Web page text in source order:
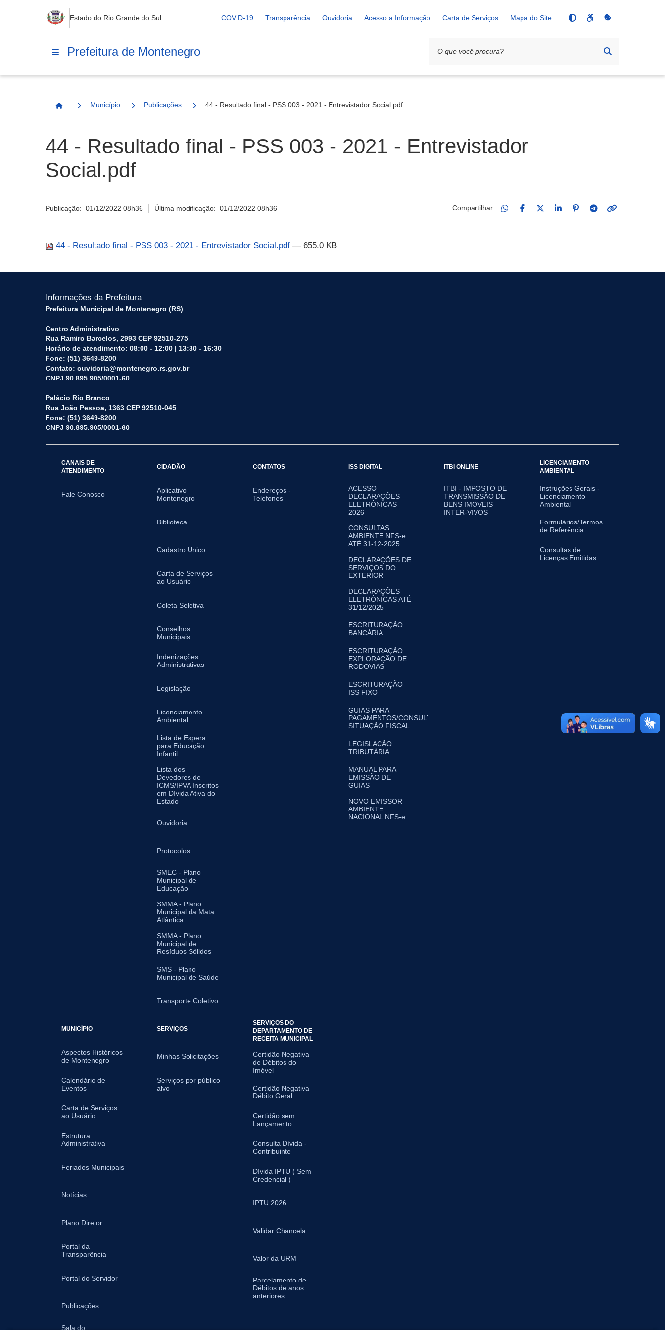
Estado do Rio Grande do Sul COVID-19 Transparência Ouvidoria Acesso a Informação Carta de Serviços Mapa do Site
Prefeitura de Montenegro
Página Inicial
Município Publicações 44 - Resultado final - PSS 003 - 2021 - Entrevistador Social.pdf
44 - Resultado final - PSS 003 - 2021 - Entrevistador
Social.pdf
Publicação: 01/12/2022 08h36 Última modificação:01/12/2022 08h36 Compartilhar:
44 - Resultado final - PSS 003 - 2021 - Entrevistador Social.pdf — 655.0 KB
Informações da Prefeitura
Prefeitura Municipal de Montenegro (RS)
Centro Administrativo
Rua Ramiro Barcelos, 2993 CEP 92510-275
Horário de atendimento: 08:00 - 12:00 | 13:30 - 16:30
Fone: (51) 3649-8200
Contato: ouvidoria@montenegro.rs.gov.br
CNPJ 90.895.905/0001-60
Palácio Rio Branco
Rua João Pessoa, 1363 CEP 92510-045
Fone: (51) 3649-8200
CNPJ 90.895.905/0001-60
CANAIS DE
ATENDIMENTO
Fale Conosco
CIDADÃO
Aplicativo
Montenegro
Biblioteca
Cadastro Único
Carta de Serviços
ao Usuário
Coleta Seletiva
Conselhos
Municipais
Indenizações
Administrativas
Legislação
Licenciamento
Ambiental
Lista de Espera
para Educação
Infantil
Lista dos
Devedores de
ICMS/IPVA Inscritos
em Dívida Ativa do
Estado
Ouvidoria
Protocolos
SMEC - Plano
Municipal de
Educação
SMMA - Plano
Municipal da Mata
Atlântica
SMMA - Plano
Municipal de
Resíduos Sólidos
SMS - Plano
Municipal de Saúde
Transporte Coletivo
CONTATOS
Endereços -
Telefones
ISS DIGITAL
ACESSO
DECLARAÇÕES
ELETRÔNICAS
2026
CONSULTAS
AMBIENTE NFS-e
ATÉ 31-12-2025
DECLARAÇÕES DE
SERVIÇOS DO
EXTERIOR
DECLARAÇÕES
ELETRÔNICAS ATÉ
31/12/2025
ESCRITURAÇÃO
BANCÁRIA
ESCRITURAÇÃO
EXPLORAÇÃO DE
RODOVIAS
ESCRITURAÇÃO
ISS FIXO
GUIAS PARA
PAGAMENTOS/CONSULTA
SITUAÇÃO FISCAL
LEGISLAÇÃO
TRIBUTÁRIA
MANUAL PARA
EMISSÃO DE
GUIAS
NOVO EMISSOR
AMBIENTE
NACIONAL NFS-e
ITBI ONLINE
ITBI - IMPOSTO DE
TRANSMISSÃO DE
BENS IMÓVEIS
INTER-VIVOS
LICENCIAMENTO
AMBIENTAL
Instruções Gerais -
Licenciamento
Ambiental
Formulários/Termos
de Referência
Consultas de
Licenças Emitidas
MUNICÍPIO
Aspectos Históricos
de Montenegro
Calendário de
Eventos
Carta de Serviços
ao Usuário
Estrutura
Administrativa
Feriados Municipais
Notícias
Plano Diretor
Portal da
Transparência
Portal do Servidor
Publicações
Sala do
SERVIÇOS
Minhas Solicitações
Serviços por público
alvo
SERVIÇOS DO
DEPARTAMENTO DE
RECEITA MUNICIPAL
Certidão Negativa
de Débitos do
Imóvel
Certidão Negativa
Débito Geral
Certidão sem
Lançamento
Consulta Dívida -
Contribuinte
Dívida IPTU ( Sem
Credencial )
IPTU 2026
Validar Chancela
Valor da URM
Parcelamento de
Débitos de anos
anteriores